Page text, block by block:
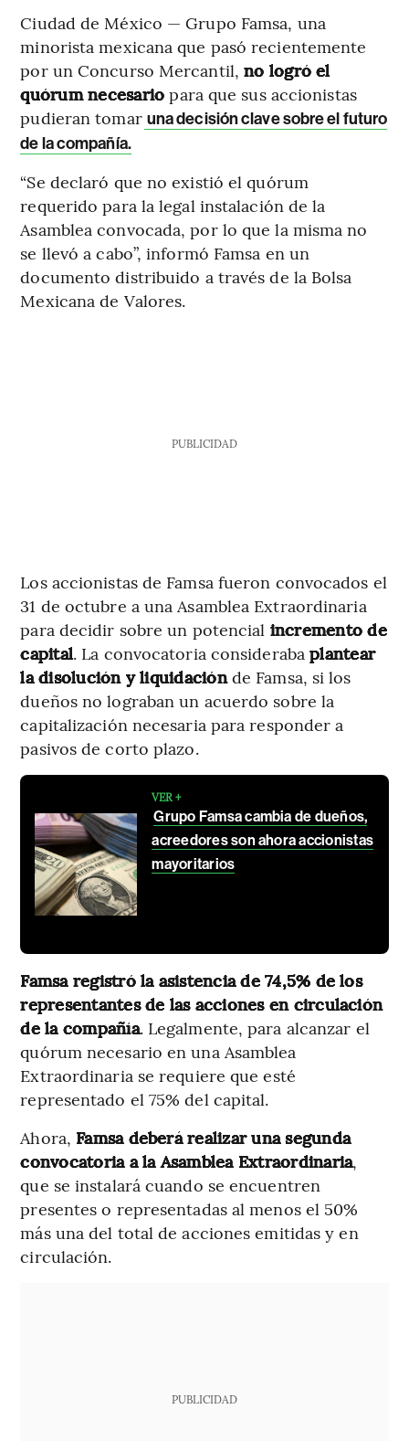
Ciudad de México — Grupo Famsa, una
minorista mexicana que pasó recientemente
por un Concurso Mercantil,no logró el
quórum necesariopara que sus accionistas
pudieran tomar una decisión clave sobre el futuro
de la compañía.
“Se declaró que no existió el quórum
requerido para la legal instalación de la
Asamblea convocada, por lo que la misma no
se llevó a cabo”, informó Famsa en un
documento distribuido a través de la Bolsa
Mexicana de Valores.
PUBLICIDAD
Los accionistas de Famsa fueron convocados el
31 de octubre a una Asamblea Extraordinaria
para decidir sobre un potencial incremento de
capital. La convocatoria considerabaplantear
la disolución y liquidaciónde Famsa, si los
dueños no lograban un acuerdo sobre la
capitalización necesaria para responder a
pasivos de corto plazo.
VER +
Grupo Famsa cambia de dueños,
acreedores son ahora accionistas
mayoritarios
Famsa registró la asistencia de 74,5% de los
representantes de las acciones en circulación
de la compañía. Legalmente, para alcanzar el
quórum necesario en una Asamblea
Extraordinaria se requiere que esté
representado el 75% del capital.
Ahora, Famsa deberá realizar una segunda
convocatoria a la Asamblea Extraordinaria,
que se instalará cuando se encuentren
presentes o representadas al menos el 50%
más una del total de acciones emitidas y en
circulación.
PUBLICIDAD